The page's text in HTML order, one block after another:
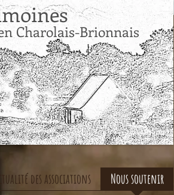
Patrimoines
Charolais-Brionnais
des associations Nous soutenir